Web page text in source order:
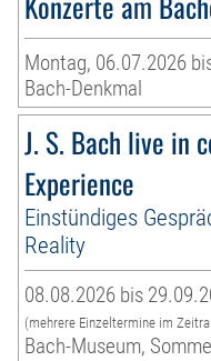
Montag, 06.07.2026
Bach-Denkmal
J. S. Bach live in
Experience
Einstündiges
Reality
08.08.2026 bis
(mehrere Einzeltermine im
Bach-Museum,